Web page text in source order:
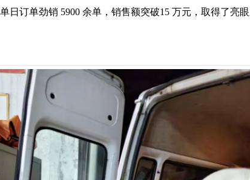
订单劲销 5900 余单，销售额突破15 万元，取得了亮眼